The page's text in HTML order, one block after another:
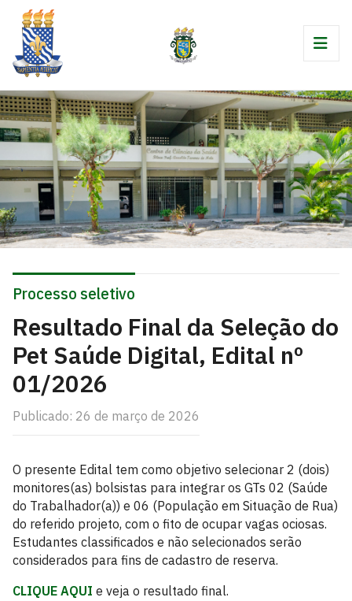
Processo seletivo
Resultado Final da Seleção do
Pet Saúde Digital, Edital nº
01/2026
Publicado: 26 de março de 2026
O presente Edital tem como objetivo selecionar 2 (dois)
monitores(as) bolsistas para integrar os GTs 02 (Saúde
do Trabalhador(a)) e 06 (População em Situação de Rua)
do referido projeto, com o fito de ocupar vagas ociosas.
Estudantes classificados e não selecionados serão
considerados para fins de cadastro de reserva.
CLIQUE AQUI e veja o resultado final.